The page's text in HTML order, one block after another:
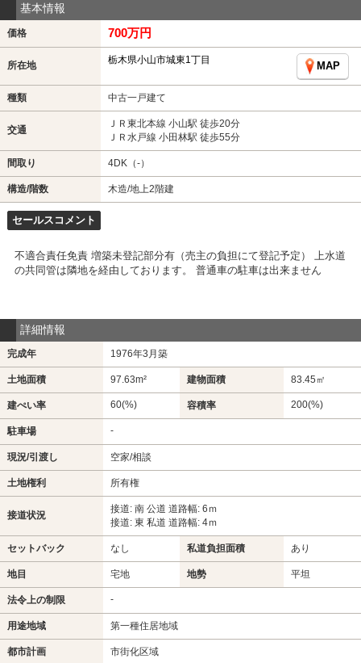
基本情報
価格 700万円
所在地 栃木県小山市城東1丁目
MAP
種類 中古一戸建て
交通
ＪＲ東北本線 小山駅 徒歩20分
ＪＲ水戸線 小田林駅 徒歩55分
間取り 4DK（-）
構造/階数 木造/地上2階建
セールスコメント
不適合責任免責 増築未登記部分有（売主の負担にて登記予定） 上水道
の共同管は隣地を経由しております。 普通車の駐車は出来ません
詳細情報
完成年 1976年3月築
土地面積 97.63m² 建物面積 83.45㎡
建ぺい率 60(%) 容積率 200(%)
駐車場 -
現況/引渡し 空家/相談
土地権利 所有権
接道状況
接道: 南 公道 道路幅: 6ｍ
接道: 東 私道 道路幅: 4ｍ
セットバック なし 私道負担面積 あり
地目 宅地 地勢 平坦
法令上の制限 -
用途地域 第一種住居地域
都市計画 市街化区域